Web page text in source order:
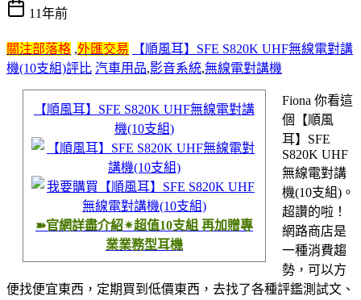
11年前
關注部落格 ,外匯交易
【順風耳】SFE S820K UHF無線電對講
機(10支組)評比 汽車用品,影音系統,無線電對講機
【順風耳】SFE S820K UHF無線電對講
機(10支組)
➽官網詳盡介紹✴超值10支組 再加贈專
業業務型耳機
Fiona 你看這
個【順風
耳】SFE
S820K UHF
無線電對講
機(10支組)。
超讚的啦！
網路商店是
一種消費趨
勢，可以方
便找便宜東西，定期買到低價東西，去找了各種評鑑測試文、